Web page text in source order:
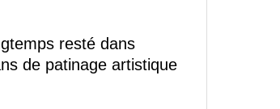
resté dans
de patinage artistique